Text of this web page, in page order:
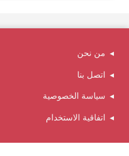
من نحن
اتصل بنا
سياسة الخصوصية
اتفاقية الاستخدام